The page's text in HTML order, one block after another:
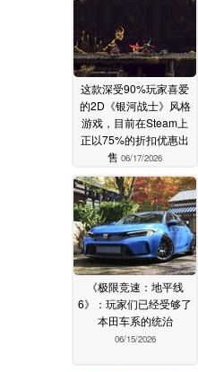
这款深受90%玩家喜爱
的2D《银河战士》风格
游戏，目前在Steam上
正以75%的折扣优惠出
售 06/17/2026
《极限竞速：地平线
6》：玩家们已经受够了
本田车系的统治
06/15/2026